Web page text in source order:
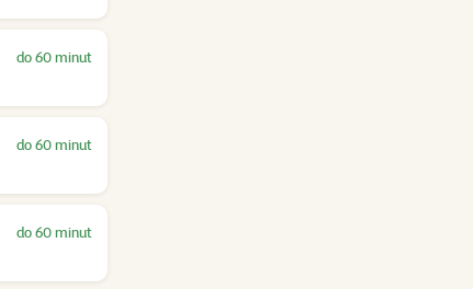
do 60 minut
do 60 minut
do 60 minut